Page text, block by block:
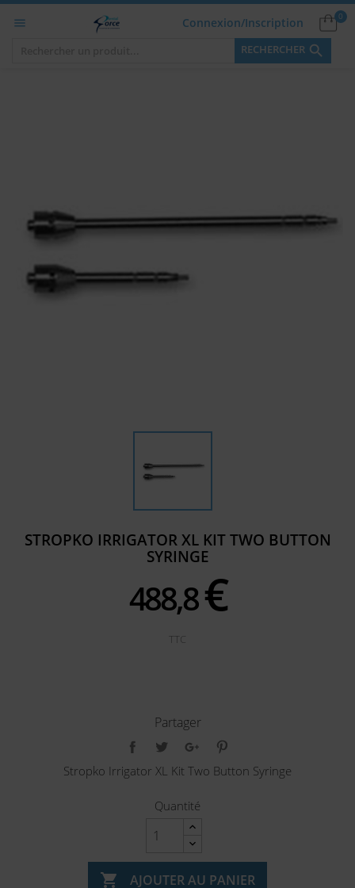
 0
Connexion/Inscription
RECHERCHER 
STROPKO IRRIGATOR XL KIT TWO BUTTON
SYRINGE
488,8€
TTC
Partager
Stropko Irrigator XL Kit Two Button Syringe
Quantité
 AJOUTER AU PANIER